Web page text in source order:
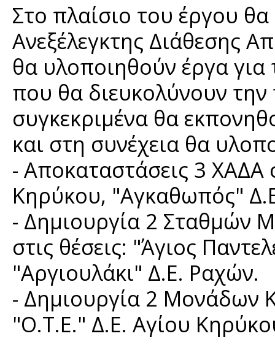
Στο πλαίσιο του έργου
Ανεξέλεγκτης Διάθεσης
θα υλοποιηθούν έργα
που θα διευκολύνουν
συγκεκριμένα θα
και στη συνέχεια θα
- Αποκαταστάσεις 3 ΧΑΔΑ
Κηρύκου, "Αγκαθωπός"
- Δημιουργία 2 Σταθμών
στις θέσεις: "Άγιος
"Αργιουλάκι" Δ.Ε. Ραχών.
- Δημιουργία 2 Μονάδων
"Ο.Τ.Ε." Δ.Ε. Αγίου